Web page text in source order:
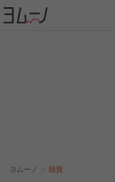
ヨムーノ 雑貨